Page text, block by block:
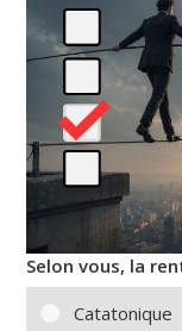
Selon vous, la
Catatonique